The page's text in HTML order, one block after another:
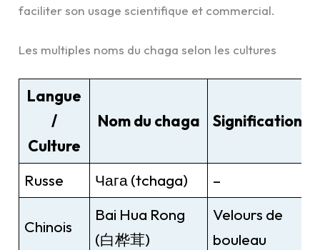
faciliter son usage scientifique et commercial.
Les multiples noms du chaga selon les cultures
Langue
/
Culture
Nom du chaga Signification
Russe Чага (tchaga) –
Chinois
Bai Hua Rong
(白桦茸)
Velours de
bouleau